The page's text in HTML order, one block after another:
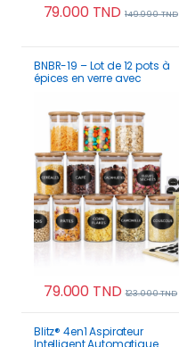
79.000TND 149.990TND
BNBR-19 – Lot de 12 pots à
épices en verre avec
79.000 TND 123.000TND
Blitz® 4en1 Aspirateur
Intelligent Automatique